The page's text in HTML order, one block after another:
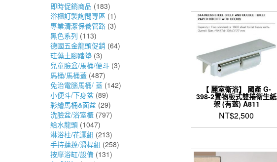
即時促銷商品 (183)
浴櫃訂製詢問專區 (1)
專業清潔保養管路 (3)
黑色系列 (113)
德國五金龍頭促銷 (64)
珪藻土腳踏墊 (3)
兒童臉盆/馬桶/便斗 (3)
馬桶/馬桶蓋 (487)
免治電腦馬桶/ 蓋 (142)
小便斗/下身盆 (89)
彩繪馬桶&面盆 (29)
洗臉盆/浴室櫃 (797)
給水龍頭 (1047)
淋浴柱/花灑組 (213)
手持蓮蓬/滑桿組 (258)
按摩浴缸/設備 (131)
【 麗室衛浴】 國產 G-
398-2置物板式雙捲衛生紙
架 (有蓋) A811
NT$2,500